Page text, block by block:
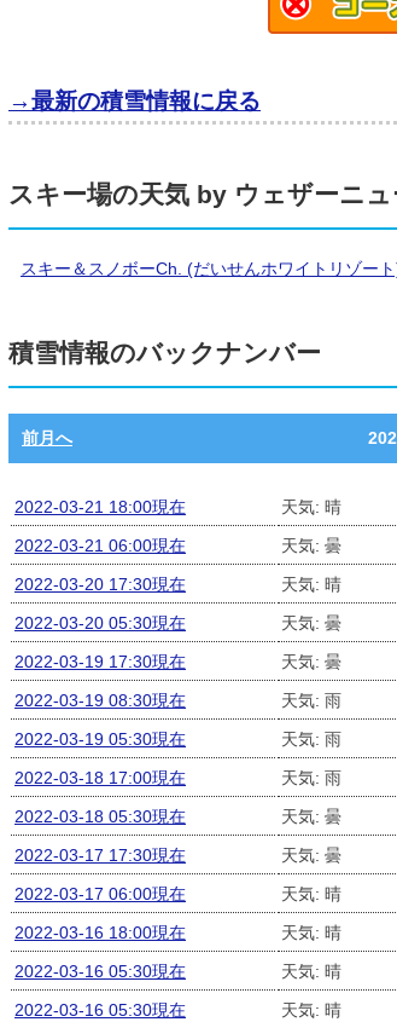
→最新の積雪情報に戻る
スキー場の天気 by ウェザーニュ
スキー＆スノボーCh. (だいせんホワイトリゾー
積雪情報のバックナンバー
前月へ
2022-03-21 18:00現在 天気: 晴
2022-03-21 06:00現在
天気: 曇
2022-03-20 17:30現在
天気: 晴
2022-03-20 05:30現在
天気: 曇
2022-03-19 17:30現在
天気: 曇
2022-03-19 08:30現在
天気: 雨
2022-03-19 05:30現在
天気: 雨
2022-03-18 17:00現在
天気: 雨
2022-03-18 05:30現在
天気: 曇
2022-03-17 17:30現在
天気: 曇
2022-03-17 06:00現在
天気: 晴
2022-03-16 18:00現在
天気: 晴
2022-03-16 05:30現在
天気: 晴
2022-03-16 05:30現在
天気: 晴